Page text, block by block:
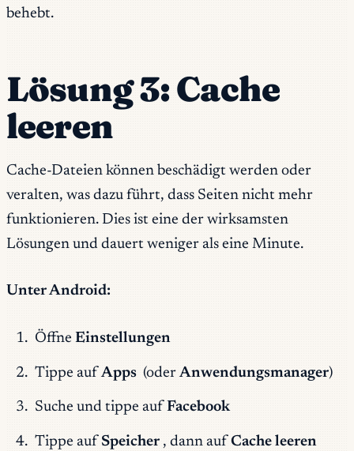
behebt.
Lösung 3: Cache
leeren
Cache-Dateien können beschädigt werden oder
veralten, was dazu führt, dass Seiten nicht mehr
funktionieren. Dies ist eine der wirksamsten
Lösungen und dauert weniger als eine Minute.
Unter Android:
Öffne Einstellungen
Tippe auf Apps (oderAnwendungsmanager)
Suche und tippe auf Facebook
Tippe auf Speicher , dann aufCache leeren